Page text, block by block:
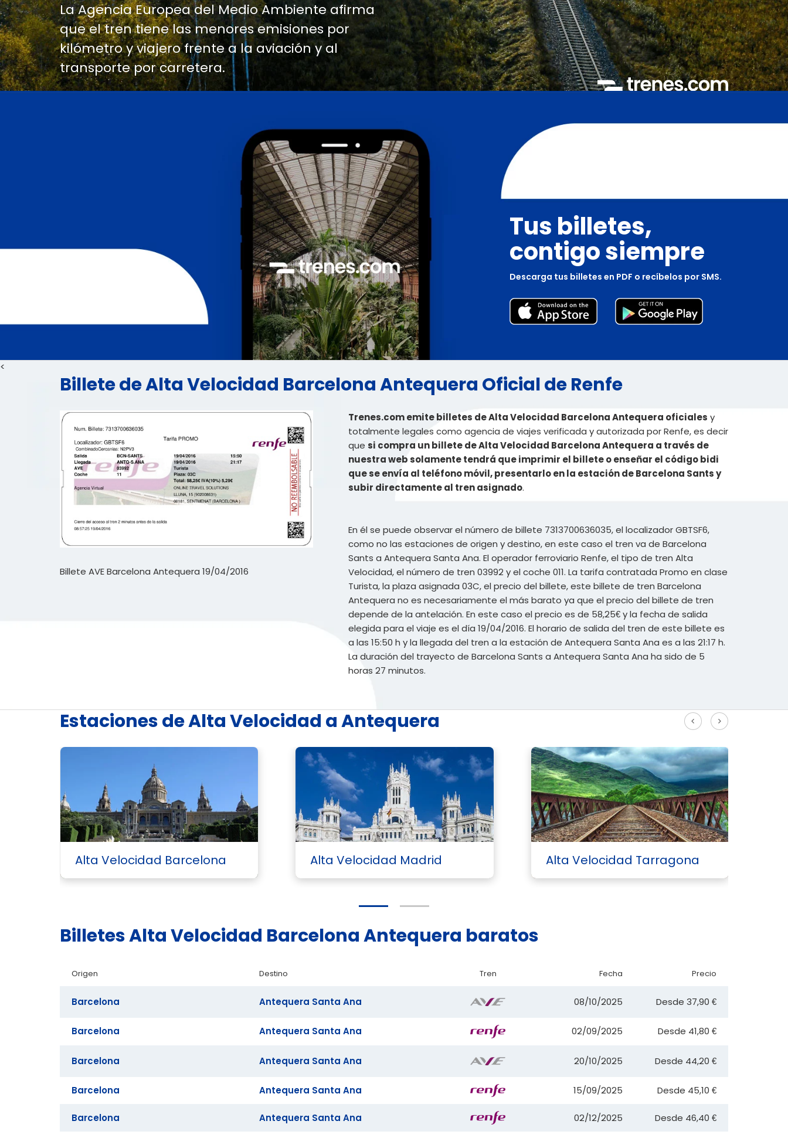
La Agencia Europea del Medio Ambiente afirma
que el tren tiene las menores emisiones por
kilómetro y viajero frente a la aviación y al
transporte por carretera.
Tus billetes,
contigo siempre
Descarga tus billetes en PDF o recíbelos por SMS.
<
Billete de Alta Velocidad Barcelona Antequera Oficial de Renfe
Billete AVE Barcelona Antequera 19/04/2016
Trenes.com emite billetes de Alta Velocidad Barcelona Antequera oficiales y
totalmente legales como agencia de viajes verificada y autorizada por Renfe, es decir
que si compra un billete de Alta Velocidad Barcelona Antequera a través de
nuestra web solamente tendrá que imprimir el billete o enseñar el código bidi
que se envía al teléfono móvil, presentarlo en la estación de Barcelona Sants y
subir directamente al tren asignado.
En él se puede observar el número de billete 7313700636035, el localizador GBTSF6,
como no las estaciones de origen y destino, en este caso el tren va de Barcelona
Sants a Antequera Santa Ana. El operador ferroviario Renfe, el tipo de tren Alta
Velocidad, el número de tren 03992 y el coche 011. La tarifa contratada Promo en clase
Turista, la plaza asignada 03C, el precio del billete, este billete de tren Barcelona
Antequera no es necesariamente el más barato ya que el precio del billete de tren
depende de la antelación. En este caso el precio es de 58,25€ y la fecha de salida
elegida para el viaje es el día 19/04/2016. El horario de salida del tren de este billete es
a las 15:50 h y la llegada del tren a la estación de Antequera Santa Ana es a las 21:17 h.
La duración del trayecto de Barcelona Sants a Antequera Santa Ana ha sido de 5
horas 27 minutos.
Estaciones de Alta Velocidad a Antequera
Alta Velocidad Barcelona Alta Velocidad Madrid Alta Velocidad Tarragona
Billetes Alta Velocidad Barcelona Antequera baratos
Origen Destino Tren Fecha Precio
Barcelona Antequera Santa Ana 08/10/2025 Desde 37,90 €
Barcelona Antequera Santa Ana 02/09/2025 Desde 41,80 €
Barcelona Antequera Santa Ana 20/10/2025 Desde 44,20 €
Barcelona Antequera Santa Ana 15/09/2025 Desde 45,10 €
Barcelona Antequera Santa Ana 02/12/2025 Desde 46,40 €